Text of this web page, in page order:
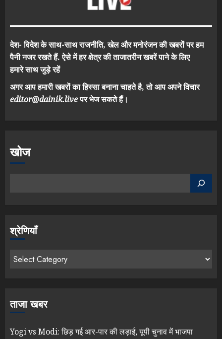
देश- विदेश के साथ-साथ राजनीति, खेल और मनोरंजन की खबरों पर हम
पैनी नजर रखते हैं. ऐसे में हर क्षेत्र की ताजातरीन खबरें पाने के लिए
हमारे साथ जुड़े रहें
अगर आप हमारी खबरों का हिस्सा बनाना चाहते है, तो आप अपने विचार
editor@dainik.liveपर भेज सकते हैं।
खोज
श्रेणियाँ
ताजा खबर
Yogi vs Modi: छिड़ गई आर-पार की लड़ाई, यूपी चुनाव में भाजपा